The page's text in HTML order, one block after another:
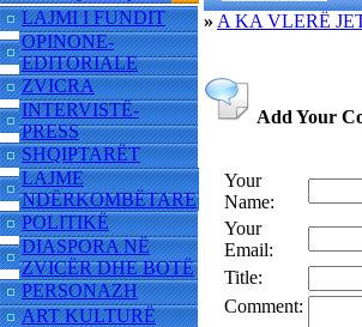
LAJMI I FUNDIT
OPINONE-
EDITORIALE
ZVICRA
INTERVISTË-
PRESS
SHQIPTARËT
LAJME
NDËRKOMBËTARE
POLITIKË
DIASPORA NË
ZVICËR DHE BOTË
PERSONAZH
ART KULTURË
» A KA VLERË
Add Your
Your
Name:
Your
Email:
Title:
Comment: